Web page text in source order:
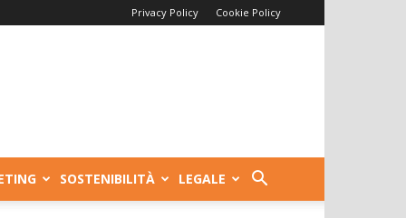
Privacy Policy Cookie Policy
SOSTENIBILITÀ LEGALE